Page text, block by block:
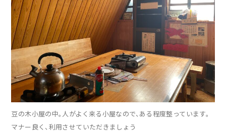
豆の木小屋の中。人がよく来る小屋なので、ある程度整っています。
マナー良く、利用させていただきましょう